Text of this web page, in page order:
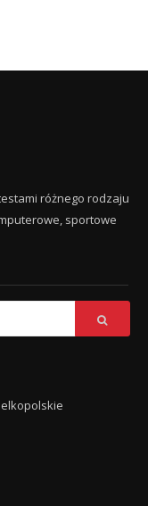
różnego rodzaju
sportowe